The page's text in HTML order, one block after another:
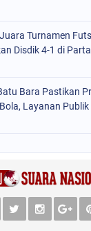
Turnamen
Disdik 4-1 di
Bara Pastikan
Layanan